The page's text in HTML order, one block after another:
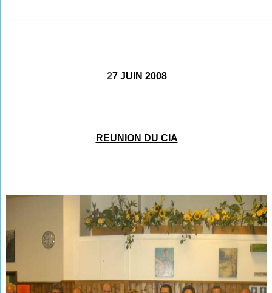
27 JUIN 2008
REUNION DU CIA